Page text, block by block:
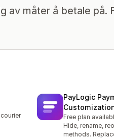
av måter å betale
PayLogic
Free plan
Hide, rename,
methods.